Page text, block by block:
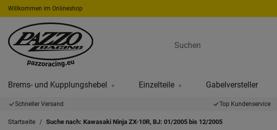
Willkommen im Onlineshop
Brems- und Kupplungshebel Einzelteile Gabelversteller
Schneller Versand Top Kundenservice
Startseite Suche nach: Kawasaki Ninja ZX-10R, BJ: 01/2005 bis 12/2005